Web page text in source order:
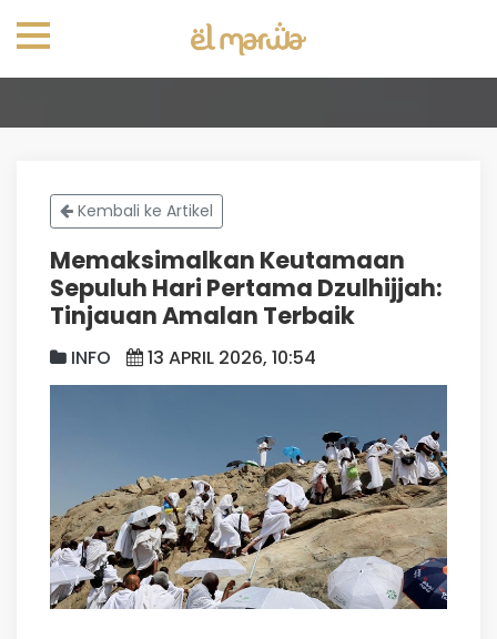
Kembali ke Artikel
Memaksimalkan Keutamaan
Sepuluh Hari Pertama Dzulhijjah:
Tinjauan Amalan Terbaik
INFO 13 APRIL 2026, 10:54